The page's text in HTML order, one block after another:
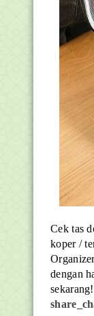
Cek tas
koper /
dengan
sekarang!